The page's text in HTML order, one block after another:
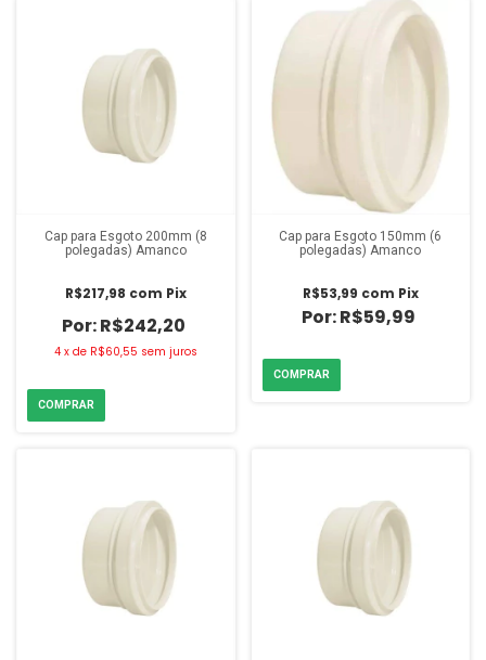
Cap para Esgoto 200mm (8
polegadas) Amanco
R$242,20
R$217,98 com Pix
4 x de R$60,55 sem juros
Cap para Esgoto 150mm (6
polegadas) Amanco
R$59,99
R$53,99 com Pix